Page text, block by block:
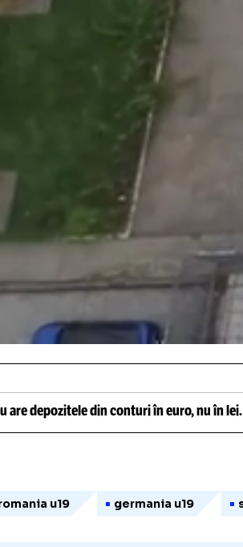
are depozitele din conturi în euro, nu în
u19 germania u19